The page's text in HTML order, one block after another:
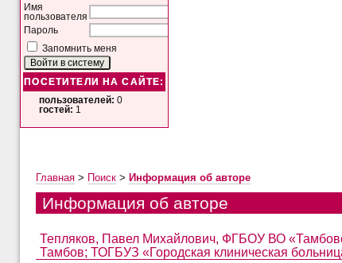
Имя
пользователя
Пароль
Запомнить меня
ПОСЕТИТЕЛИ НА САЙТЕ:
пользователей: 0
гостей: 1
Главная> Поиск> Информация об авторе
Информация об авторе
Тепляков, Павел Михайлович, ФГБОУ ВО
Тамбов; ТОГБУЗ «Городская клиническая